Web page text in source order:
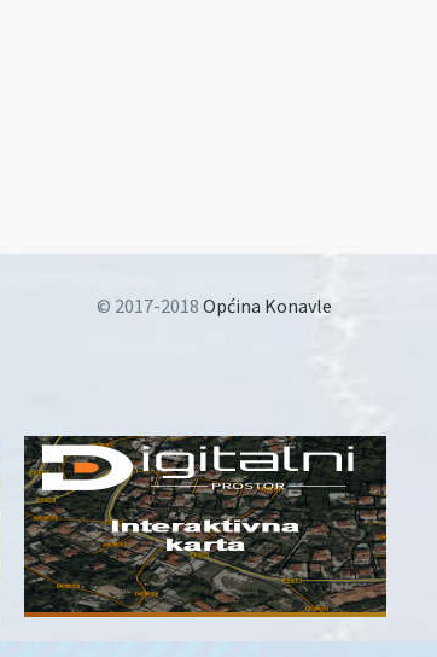
© 2017-2018 Općina Konavle